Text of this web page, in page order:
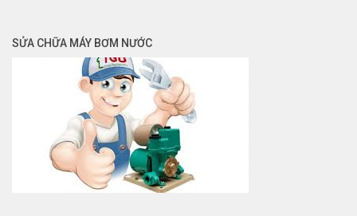
SỬA CHỮA MÁY BƠM NƯỚC